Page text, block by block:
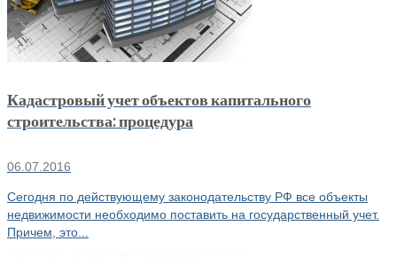
Кадастровый учет объектов капитального
строительства: процедура
06.07.2016
Сегодня по действующему законодательству РФ все объекты
недвижимости необходимо поставить на государственный учет.
Причем, это...